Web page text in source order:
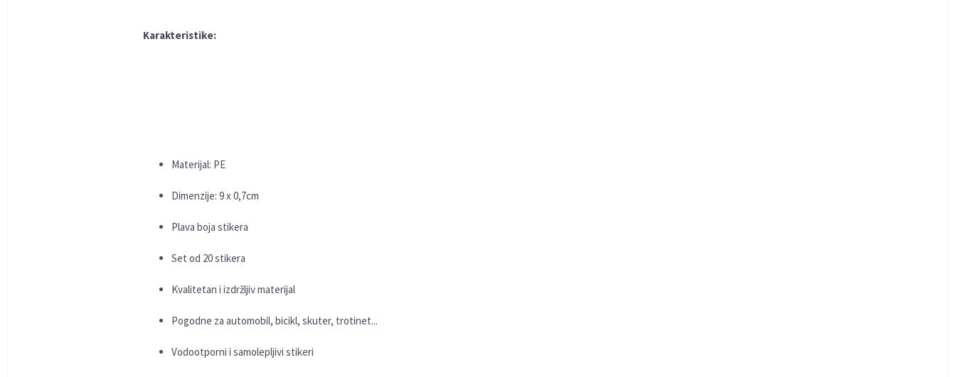
Karakteristike:
Materijal: PE
Dimenzije: 9 x 0,7cm
Plava boja stikera
Set od 20 stikera
Kvalitetan i izdržljiv materijal
Pogodne za automobil, bicikl, skuter, trotinet...
Vodootporni i samolepljivi stikeri